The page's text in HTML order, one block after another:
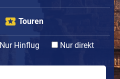
Touren
Nur Hinflug
Nur direkt